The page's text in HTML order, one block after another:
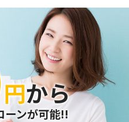
円から
ーンが可能!!